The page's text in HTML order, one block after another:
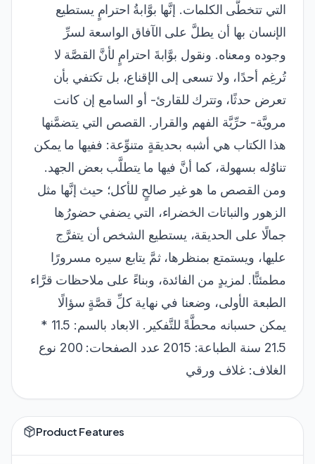
التي تتخطَّى الكلمات. إنَّها بوَّابةُ احترامٍ يستطيع
الإنسان بها أن يطلَّ على الآفاق الواسعة لسرِّ
وجوده ومعناه. ونقول بوَّابةَ احترامٍ لأنَّ القصَّة لا
تُرغِم أحدًا، ولا تسعى إلى الإقناع، بل تكتفي بأن
تعرض حدثًا، وتترك للقارئ- أو السامع إن كانت
مرويَّة- حرِّيَّة الفهم والقرار. القصص التي يتضمَّنها
هذا الكتاب هي أشبه بحديقةٍ متنوِّعة: ففيها ما يمكن
تناوُله بسهولة، كما أنَّ فيها ما يتطلَّب بعض الجهد.
ومن القصص ما هو غير صالحٍ للأكل؛ حيث إنَّها مثل
الزهور والنباتات الخضراء، التي يضفي حضورُها
جمالًا على الحديقة، يستطيع الشخص أن يتفرَّج
عليها، ويستمتع بمنظرها، ثمَّ يتابع سيره مسرورًا
مطمئنًّا. لمزيدٍ من الفائدة، وبناءً على ملاحظات قرَّاء
الطبعة الأولى، وضعنا في نهاية كلِّ قصَّةٍ سؤالًا
يمكن حسبانه محطَّةً للتَّفكير. الابعاد بالسم: 11.5 *
21.5 سنة الطباعة: 2015 عدد الصفحات: 200 نوع
الغلاف: غلاف ورقي
Product Features